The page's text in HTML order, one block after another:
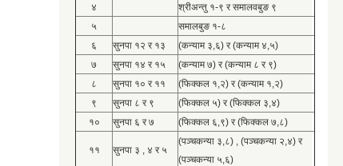
४
श्रीअन्तु १-९ र समालवबुङ ९
५
समालबुङ १-८
६
सुनपा १२ र १३
(कन्याम ३,६) र (कन्याम ४,५)
७
सुनपा १४ र १५
(कन्याम ७) र (कन्याम ८ र ९)
८
सुनपा १० र ११
(फिक्कल १,२) र (कन्याम १,२)
९
सुनपा ८ र ९
(फिक्कल ५) र (फिक्कल ३,४)
१०
सुनपा ६ र ७ (फिक्कल ६,९) र (फिक्कल ७,८)
११ सुनपा ३ , ४ र ५
(पञ्चकन्या ३,८) , (पञ्चकन्या २,४) र
(पञ्चकन्या ५,६)